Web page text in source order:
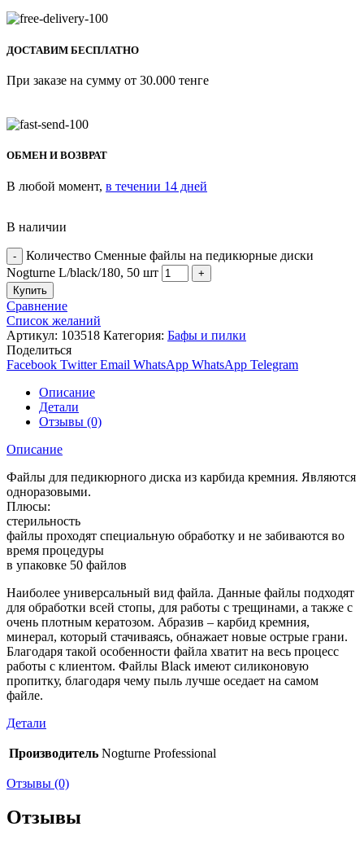
ДОСТАВИМ БЕСПЛАТНО
При заказе на сумму от 30.000 тенге
ОБМЕН И ВОЗВРАТ
В любой момент, в течении 14 дней
В наличии
Количество Сменные файлы на педикюрные диски
Nogturne L/black/180, 50 шт
Купить
Сравнение
Список желаний
Артикул: 103518 Категория: Бафы и пилки
Поделиться
Facebook Twitter Email WhatsApp WhatsApp Telegram
Описание
Детали
Отзывы (0)
Описание
Файлы для педикюрного диска из карбида кремния. Являются
одноразовыми.
Плюсы:
стерильность
файлы проходят специальную обработку и не забиваются во
время процедуры
в упаковке 50 файлов
Наиболее универсальный вид файла. Данные файлы подходят
для обработки всей стопы, для работы с трещинами, а также с
очень плотным кератозом. Абразив – карбид кремния,
минерал, который стачиваясь, обнажает новые острые грани.
Благодаря такой особенности файла хватит на весь процесс
работы с клиентом. Файлы Black имеют силиконовую
пропитку, благодаря чему пыль лучше оседает на самом
файле.
Детали
Производитель Nogturne Professional
Отзывы (0)
Отзывы